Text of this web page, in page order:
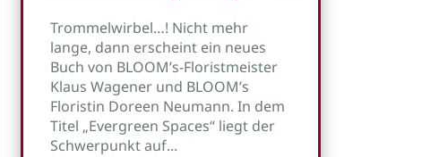
Trommelwirbel…! Nicht mehr
lange, dann erscheint ein neues
Buch von BLOOM’s-Floristmeister
Klaus Wagener und BLOOM’s
Floristin Doreen Neumann. In dem
Titel „Evergreen Spaces“ liegt der
Schwerpunkt auf...